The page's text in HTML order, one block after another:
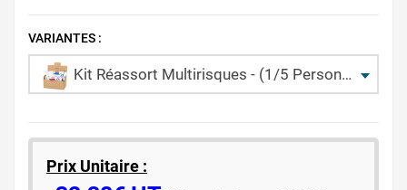
VARIANTES :
Kit Réassort Multirisques - (1/5 Personnes) – Armoire à Pharmacie Pro
Prix Unitaire :